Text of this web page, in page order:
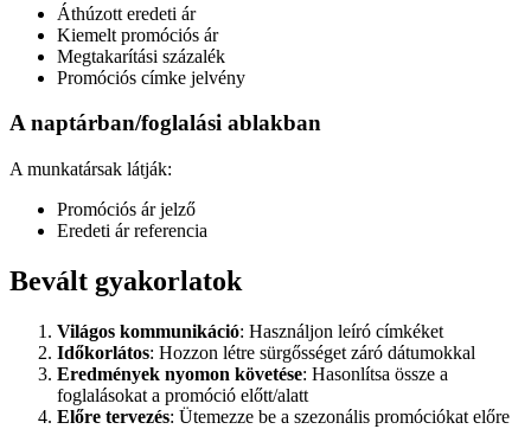
Áthúzott eredeti ár
Kiemelt promóciós ár
Megtakarítási százalék
Promóciós címke jelvény
A naptárban/foglalási ablakban
A munkatársak látják:
Promóciós ár jelző
Eredeti ár referencia
Bevált gyakorlatok
Világos kommunikáció: Használjon leíró címkéket
Időkorlátos: Hozzon létre sürgősséget záró dátumokkal
Eredmények nyomon követése: Hasonlítsa össze a
foglalásokat a promóció előtt/alatt
Előre tervezés: Ütemezze be a szezonális promóciókat előre